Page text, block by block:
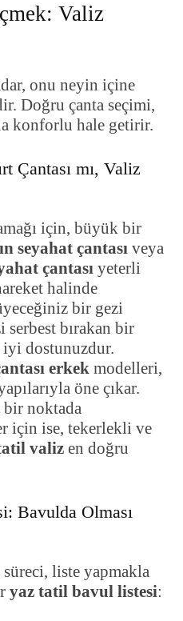
Valiz
onu neyin içine
Doğru çanta seçimi,
konforlu hale getirir.
Çantası mı, Valiz
için, büyük bir
seyahat çantası veya
çantası yeterli
halinde
bir gezi
serbest bırakan bir
iyi dostunuzdur.
erkek modelleri,
öne çıkar.
bir noktada
için ise, tekerlekli ve
valiz en doğru
Bavulda Olması
süreci, liste yapmakla
yaz tatil bavul listesi: